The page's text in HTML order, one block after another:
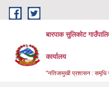
Skip to main content
बारपाक सुलिकोट
कार्यालय
"नतिजामुखी प्रशासन :